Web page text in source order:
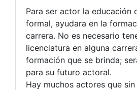
Para ser actor la educación
formal, ayudara en la
carrera. No es necesario
licenciatura en alguna
formación que se brinda;
para su futuro actoral.
Hay muchos actores que